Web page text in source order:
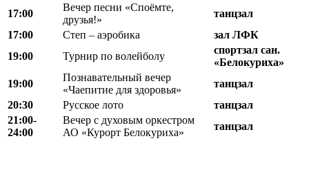
17:00
Вечер песни «Споёмте,
друзья!»
танцзал
17:00
Степ – аэробика
зал ЛФК
19:00
Турнир по волейболу
спортзал сан.
«Белокуриха»
19:00
Познавательный вечер
«Чаепитие для здоровья»
танцзал
20:30
Русское лото
танцзал
21:00-
24:00
Вечер с духовым оркестром
АО «Курорт Белокуриха»
танцзал